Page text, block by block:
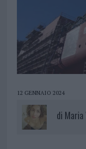
12 GENNAIO 2024
di Maria